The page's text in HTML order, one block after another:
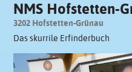
NMS Hofstetten-
3202 Hofstetten-Grünau
Das skurrile Erfinderbuch